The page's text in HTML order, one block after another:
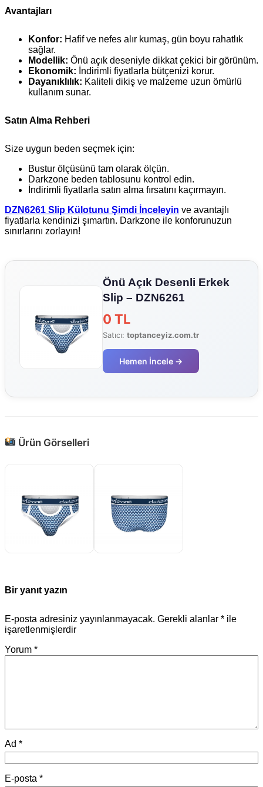
Avantajları
Konfor: Hafif ve nefes alır kumaş, gün boyu rahatlık
sağlar.
Modellik: Önü açık deseniyle dikkat çekici bir görünüm.
Ekonomik: İndirimli fiyatlarla bütçenizi korur.
Dayanıklılık: Kaliteli dikiş ve malzeme uzun ömürlü
kullanım sunar.
Satın Alma Rehberi
Size uygun beden seçmek için:
Bustur ölçüsünü tam olarak ölçün.
Darkzone beden tablosunu kontrol edin.
İndirimli fiyatlarla satın alma fırsatını kaçırmayın.
DZN6261 Slip Külotunu Şimdi İnceleyin ve avantajlı
fiyatlarla kendinizi şımartın. Darkzone ile konforunuzun
sınırlarını zorlayın!
Önü Açık Desenli Erkek
Slip – DZN6261
0 TL
Satıcı: toptanceyiz.com.tr
Hemen İncele →
Ürün Görselleri
Bir yanıt yazın
E-posta adresiniz yayınlanmayacak. Gerekli alanlar * ile
işaretlenmişlerdir
Yorum *
Ad *
E-posta *